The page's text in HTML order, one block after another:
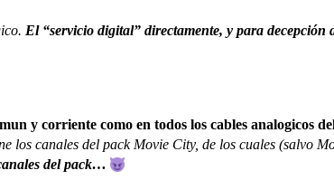
El “servicio digital” directamente, y para decepción
y corriente como en todos los cables analogicos
los canales del pack Movie City, de los cuales (salvo
del pack…